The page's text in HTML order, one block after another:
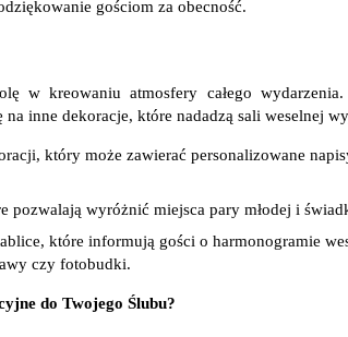
gościom za obecność.
w kreowaniu atmosfery całego
inne dekoracje, które nadadzą sali weselnej
który może zawierać personalizowane
pozwalają wyróżnić miejsca pary młodej i
które informują gości o harmonogramie
czy fotobudki.
do Twojego Ślubu?